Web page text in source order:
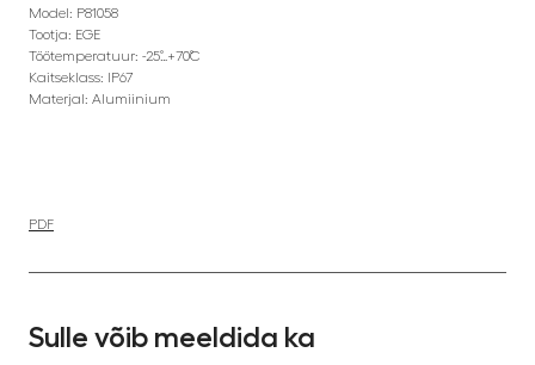
Model: P81058
Tootja: EGE
Töötemperatuur: -25˚…+70˚C
Kaitseklass: IP67
Materjal: Alumiinium
PDF
Sulle võib meeldida ka